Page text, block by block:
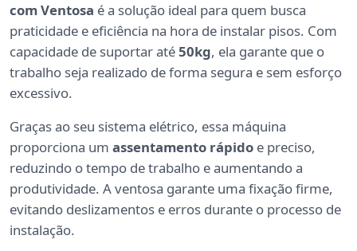
com Ventosa é a solução ideal para quem busca
praticidade e eficiência na hora de instalar pisos. Com
capacidade de suportar até50kg, ela garante que o
trabalho seja realizado de forma segura e sem esforço
excessivo.
Graças ao seu sistema elétrico, essa máquina
proporciona um assentamento rápido e preciso,
reduzindo o tempo de trabalho e aumentando a
produtividade. A ventosa garante uma fixação firme,
evitando deslizamentos e erros durante o processo de
instalação.